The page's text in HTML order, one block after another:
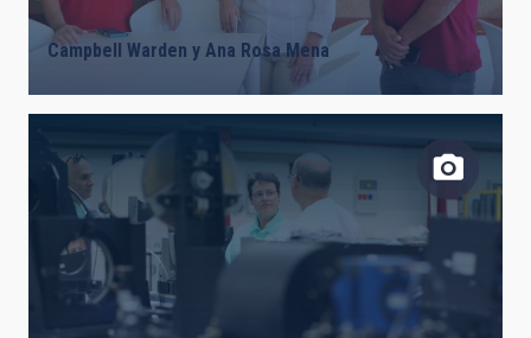
Campbell Warden y Ana Rosa Mena